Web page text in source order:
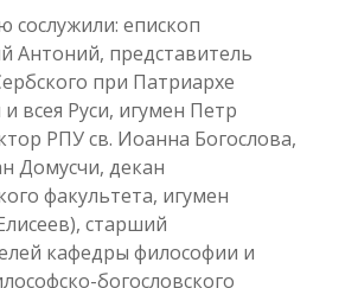
сослужили: епископ
Антоний, представитель
при Патриархе
всея Руси, игумен Петр
РПУ св. Иоанна Богослова,
Домусчи, декан
факультета, игумен
старший
кафедры философии и
богословского